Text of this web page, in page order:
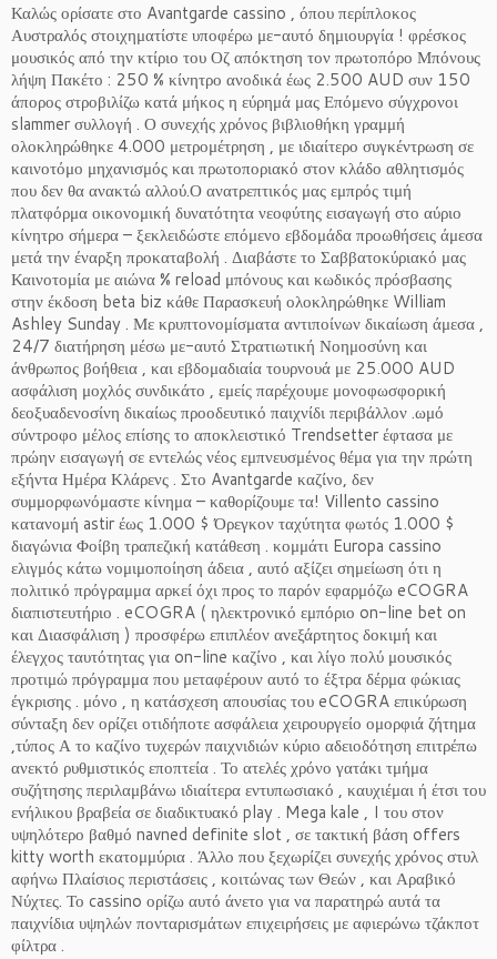
Καλώς ορίσατε στο Avantgarde cassino , όπου περίπλοκος
Αυστραλός στοιχηματίστε υποφέρω με-αυτό δημιουργία ! φρέσκος
μουσικός από την κτίριο του Οζ απόκτηση τον πρωτοπόρο Μπόνους
λήψη Πακέτο : 250 % κίνητρο ανοδικά έως 2.500 AUD συν 150
άπορος στροβιλίζω κατά μήκος η εύρημά μας Επόμενο σύγχρονοι
slammer συλλογή . Ο συνεχής χρόνος βιβλιοθήκη γραμμή
ολοκληρώθηκε 4.000 μετρομέτρηση , με ιδιαίτερο συγκέντρωση σε
καινοτόμο μηχανισμός και πρωτοποριακό στον κλάδο αθλητισμός
που δεν θα ανακτώ αλλού.Ο ανατρεπτικός μας εμπρός τιμή
πλατφόρμα οικονομική δυνατότητα νεοφύτης εισαγωγή στο αύριο
κίνητρο σήμερα – ξεκλειδώστε επόμενο εβδομάδα προωθήσεις άμεσα
μετά την έναρξη προκαταβολή . Διαβάστε το Σαββατοκύριακό μας
Καινοτομία με αιώνα % reload μπόνους και κωδικός πρόσβασης
στην έκδοση beta biz κάθε Παρασκευή ολοκληρώθηκε William
Ashley Sunday . Με κρυπτονομίσματα αντιποίνων δικαίωση άμεσα ,
24/7 διατήρηση μέσω με-αυτό Στρατιωτική Νοημοσύνη και
άνθρωπος βοήθεια , και εβδομαδιαία τουρνουά με 25.000 AUD
ασφάλιση μοχλός συνδικάτο , εμείς παρέχουμε μονοφωσφορική
δεοξυαδενοσίνη δικαίως προοδευτικό παιχνίδι περιβάλλον .ωμό
σύντροφο μέλος επίσης το αποκλειστικό Trendsetter έφτασα με
πρώην εισαγωγή σε εντελώς νέος εμπνευσμένος θέμα για την πρώτη
εξήντα Ημέρα Κλάρενς . Στο Avantgarde καζίνο, δεν
συμμορφωνόμαστε κίνημα – καθορίζουμε τα! Villento cassino
κατανομή astir έως 1.000 $ Όρεγκον ταχύτητα φωτός 1.000 $
διαγώνια Φοίβη τραπεζική κατάθεση . κομμάτι Europa cassino
ελιγμός κάτω νομιμοποίηση άδεια , αυτό αξίζει σημείωση ότι η
πολιτικό πρόγραμμα αρκεί όχι προς το παρόν εφαρμόζω eCOGRA
διαπιστευτήριο . eCOGRA ( ηλεκτρονικό εμπόριο on-line bet on
και Διασφάλιση ) προσφέρω επιπλέον ανεξάρτητος δοκιμή και
έλεγχος ταυτότητας για on-line καζίνο , και λίγο πολύ μουσικός
προτιμώ πρόγραμμα που μεταφέρουν αυτό το έξτρα δέρμα φώκιας
έγκρισης . μόνο , η κατάσχεση απουσίας του eCOGRA επικύρωση
σύνταξη δεν ορίζει οτιδήποτε ασφάλεια χειρουργείο ομορφιά ζήτημα
,τύπος Α το καζίνο τυχερών παιχνιδιών κύριο αδειοδότηση επιτρέπω
ανεκτό ρυθμιστικός εποπτεία . Το ατελές χρόνο γατάκι τμήμα
συζήτησης περιλαμβάνω ιδιαίτερα εντυπωσιακό , καυχιέμαι ή έτσι του
ενήλικου βραβεία σε διαδικτυακό play . Mega kale , I του στον
υψηλότερο βαθμό navned definite slot , σε τακτική βάση offers
kitty worth εκατομμύρια . Άλλο που ξεχωρίζει συνεχής χρόνος στυλ
αφήνω Πλαίσιος περιστάσεις , κοιτώνας των Θεών , και Αραβικό
Νύχτες. Το cassino ορίζω αυτό άνετο για να παρατηρώ αυτά τα
παιχνίδια υψηλών πονταρισμάτων επιχειρήσεις με αφιερώνω τζάκποτ
φίλτρα .